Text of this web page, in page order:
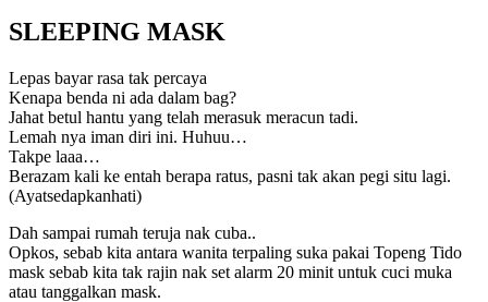
SLEEPING MASK
Lepas bayar rasa tak percaya
Kenapa benda ni ada dalam bag?
Jahat betul hantu yang telah merasuk meracun tadi.
Lemah nya iman diri ini. Huhuu…
Takpe laaa…
Berazam kali ke entah berapa ratus, pasni tak akan pegi situ lagi.
(Ayatsedapkanhati)
Dah sampai rumah teruja nak cuba..
Opkos, sebab kita antara wanita terpaling suka pakai Topeng Tido
mask sebab kita tak rajin nak set alarm 20 minit untuk cuci muka
atau tanggalkan mask.